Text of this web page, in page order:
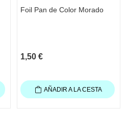
Foil Pan de Color Morado
1,50 €
AÑADIR A LA CESTA